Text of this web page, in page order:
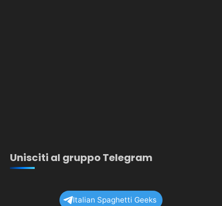
Unisciti al gruppo Telegram
Italian Spaghetti Geeks